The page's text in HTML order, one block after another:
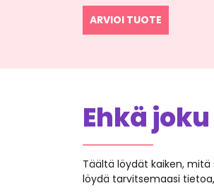
ARVIOI TUOTE
Ehkä
Täältä löydät kaiken,
löydä tarvitsemaasi